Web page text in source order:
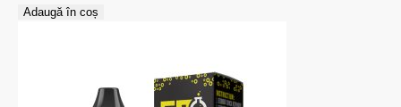
Adaugă în coș